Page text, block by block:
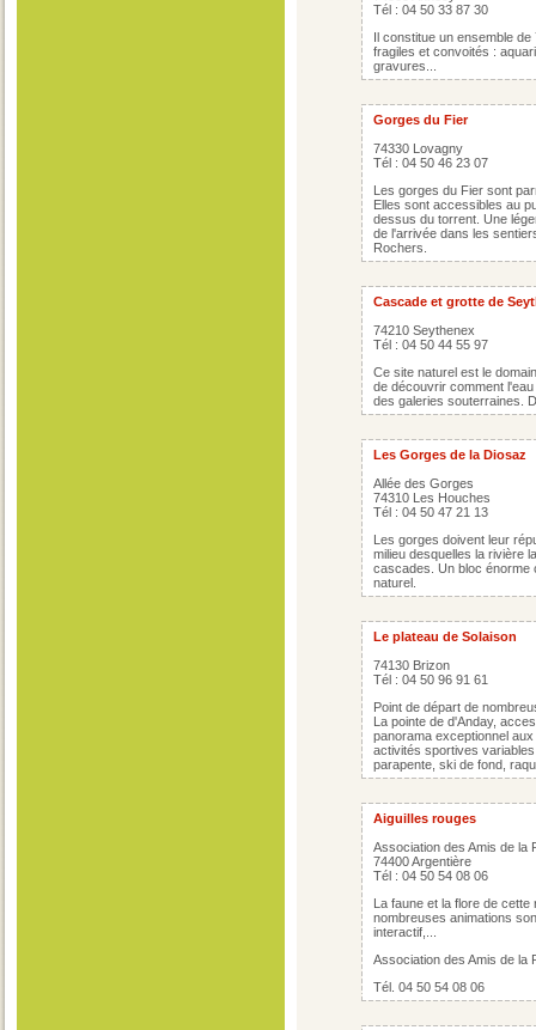
Tél : 04 50 33 87 30
Il constitue un ensemble
fragiles et convoités :
gravures...
Gorges du Fier
74330 Lovagny
Tél : 04 50 46 23 07
Les gorges du Fier sont
Elles sont accessibles au
dessus du torrent. Une
de l'arrivée dans les
Rochers.
Cascade et grotte de
74210 Seythenex
Tél : 04 50 44 55 97
Ce site naturel est le
de découvrir comment
des galeries souterraines.
Les Gorges de la Diosaz
Allée des Gorges
74310 Les Houches
Tél : 04 50 47 21 13
Les gorges doivent leur
milieu desquelles la rivière
cascades. Un bloc énorme
naturel.
Le plateau de Solaison
74130 Brizon
Tél : 04 50 96 91 61
Point de départ de
La pointe de d'Anday,
panorama exceptionnel
activités sportives
parapente, ski de fond,
Aiguilles rouges
Association des Amis de la
74400 Argentière
Tél : 04 50 54 08 06
La faune et la flore de
nombreuses animations
interactif,...
Association des Amis de la
Tél. 04 50 54 08 06